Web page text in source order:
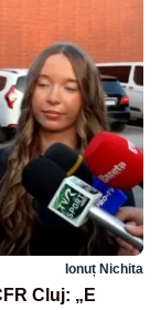
Ionuț Nichita
Cluj: „E